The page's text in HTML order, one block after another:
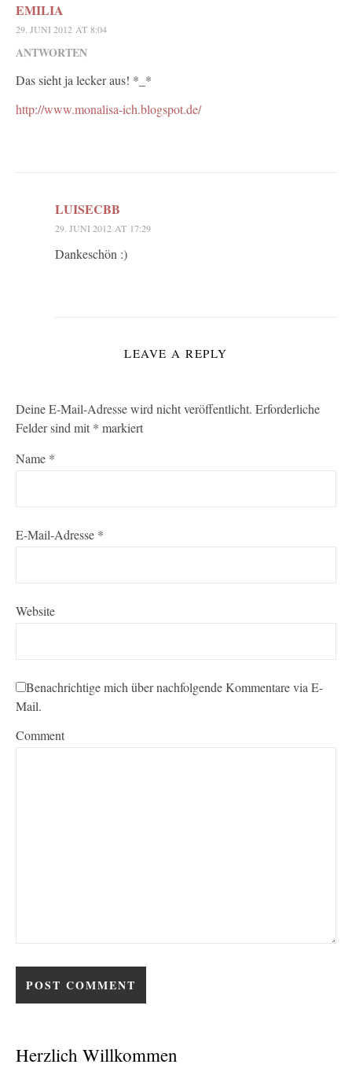
EMILIA
29. JUNI 2012 AT 8:04
ANTWORTEN
Das sieht ja lecker aus! *_*
http://www.monalisa-ich.blogspot.de/
LUISECBB
29. JUNI 2012 AT 17:29
Dankeschön :)
LEAVE A REPLY
Deine E-Mail-Adresse wird nicht veröffentlicht. Erforderliche
Felder sind mit * markiert
Name *
E-Mail-Adresse *
Website
Benachrichtige mich über nachfolgende Kommentare via E-
Mail.
Comment
Herzlich Willkommen